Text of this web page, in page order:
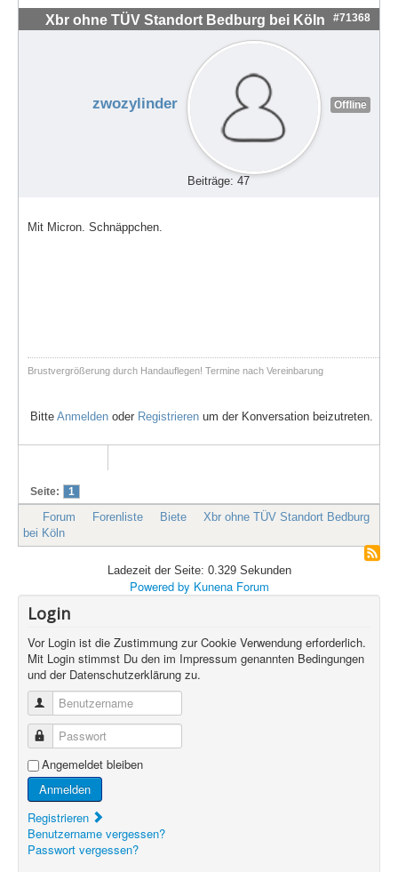
Xbr ohne TÜV Standort Bedburg bei Köln #71368
zwozylinder Offline
Beiträge: 47
Mit Micron. Schnäppchen.
Brustvergrößerung durch Handauflegen! Termine nach Vereinbarung
Bitte Anmelden oder Registrieren um der Konversation beizutreten.
Seite: 1
Forum Forenliste Biete
Xbr ohne TÜV Standort Bedburg
bei Köln
Ladezeit der Seite: 0.329 Sekunden
Powered by Kunena Forum
Login
Vor Login ist die Zustimmung zur Cookie Verwendung erforderlich.
Mit Login stimmst Du den im Impressum genannten Bedingungen
und der Datenschutzerklärung zu.
Benutzername
Passwort
Angemeldet bleiben
Anmelden
Registrieren
Benutzername vergessen?
Passwort vergessen?